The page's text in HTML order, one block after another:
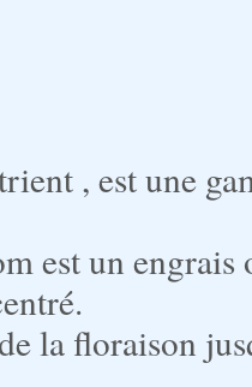
, est une
est un engrais
la floraison